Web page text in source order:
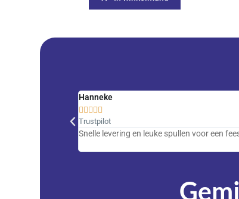
Hanneke
    
Trustpilot
Snelle levering en leuke spullen voor een